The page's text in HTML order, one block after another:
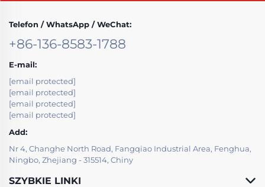
Telefon / WhatsApp / WeChat:
+86-136-8583-1788
E-mail:
[email protected]
[email protected]
[email protected]
[email protected]
Add:
Nr 4, Changhe North Road, Fangqiao Industrial Area, Fenghua,
Ningbo, Zhejiang - 315514, Chiny
SZYBKIE LINKI